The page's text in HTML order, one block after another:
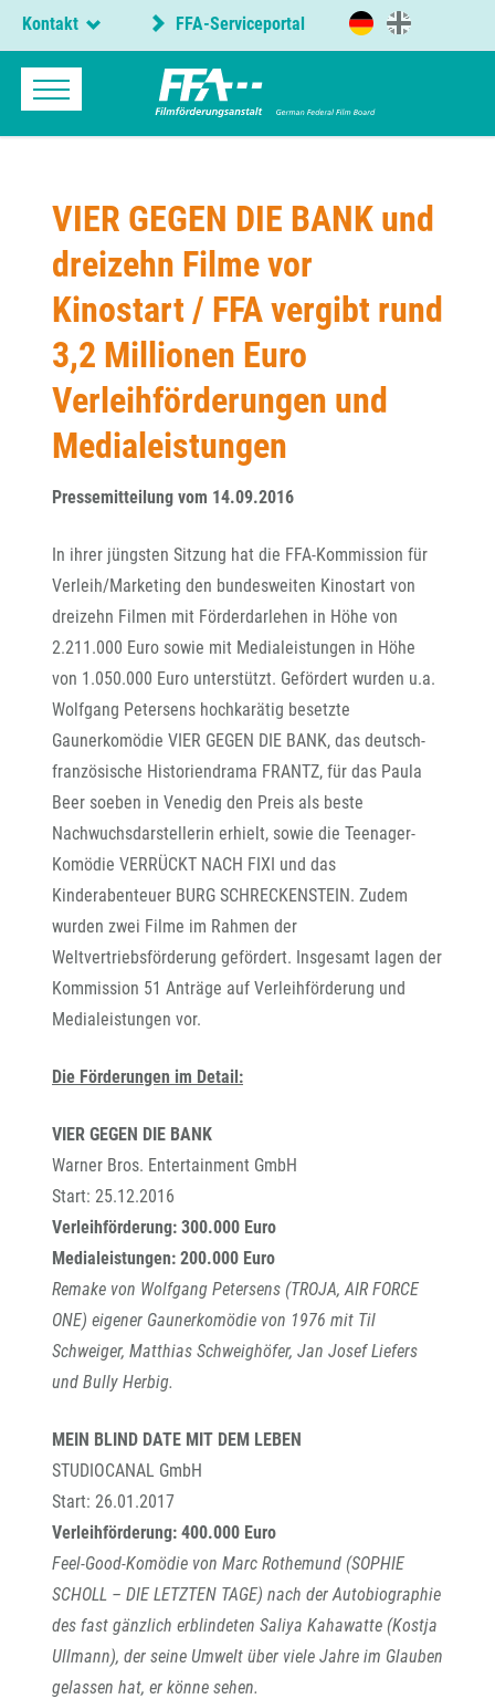
Kontakt FFA-Serviceportal
VIER GEGEN DIE BANK und
dreizehn Filme vor
Kinostart / FFA vergibt rund
3,2 Millionen Euro
Verleihförderungen und
Medialeistungen
Pressemitteilung vom 14.09.2016
In ihrer jüngsten Sitzung hat die FFA-Kommission für
Verleih/Marketing den bundesweiten Kinostart von
dreizehn Filmen mit Förderdarlehen in Höhe von
2.211.000 Euro sowie mit Medialeistungen in Höhe
von 1.050.000 Euro unterstützt. Gefördert wurden u.a.
Wolfgang Petersens hochkarätig besetzte
Gaunerkomödie VIER GEGEN DIE BANK, das deutsch-
französische Historiendrama FRANTZ, für das Paula
Beer soeben in Venedig den Preis als beste
Nachwuchsdarstellerin erhielt, sowie die Teenager-
Komödie VERRÜCKT NACH FIXI und das
Kinderabenteuer BURG SCHRECKENSTEIN. Zudem
wurden zwei Filme im Rahmen der
Weltvertriebsförderung gefördert. Insgesamt lagen der
Kommission 51 Anträge auf Verleihförderung und
Medialeistungen vor.
Die Förderungen im Detail:
VIER GEGEN DIE BANK
Warner Bros. Entertainment GmbH
Start: 25.12.2016
Verleihförderung: 300.000 Euro
Medialeistungen: 200.000 Euro
Remake von Wolfgang Petersens (TROJA, AIR FORCE
ONE) eigener Gaunerkomödie von 1976 mit Til
Schweiger, Matthias Schweighöfer, Jan Josef Liefers
und Bully Herbig.
MEIN BLIND DATE MIT DEM LEBEN
STUDIOCANAL GmbH
Start: 26.01.2017
Verleihförderung: 400.000 Euro
Feel-Good-Komödie von Marc Rothemund (SOPHIE
SCHOLL – DIE LETZTEN TAGE) nach der Autobiographie
des fast gänzlich erblindeten Saliya Kahawatte (Kostja
Ullmann), der seine Umwelt über viele Jahre im Glauben
gelassen hat, er könne sehen.